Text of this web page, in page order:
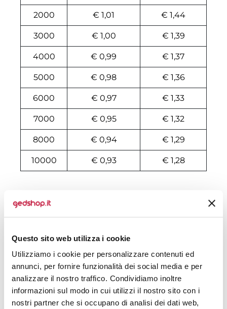
Questo sito web utilizza i cookie
Utilizziamo i cookie per personalizzare contenuti ed
annunci, per fornire funzionalità dei social media e per
analizzare il nostro traffico. Condividiamo inoltre
informazioni sul modo in cui utilizzi il nostro sito con i
nostri partner che si occupano di analisi dei dati web,
2000 € 1,01 € 1,44
3000 € 1,00 € 1,39
4000 € 0,99 € 1,37
5000 € 0,98 € 1,36
6000 € 0,97 € 1,33
7000 € 0,95 € 1,32
8000 € 0,94 € 1,29
10000 € 0,93 € 1,28
Area di personalizzazione
Domande e risposte
Prodotti alternativi